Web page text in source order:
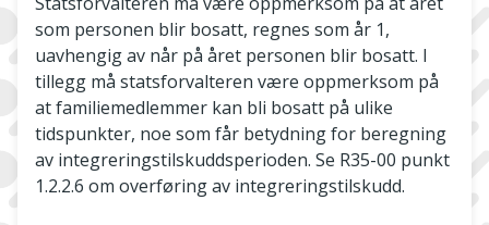
som personen blir bosatt, regnes som år 1,
uavhengig av når på året personen blir bosatt. I
tillegg må statsforvalteren være oppmerksom på
at familiemedlemmer kan bli bosatt på ulike
tidspunkter, noe som får betydning for beregning
av integreringstilskuddsperioden. Se R35-00 punkt
1.2.2.6 om overføring av integreringstilskudd.